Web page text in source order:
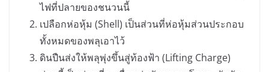
ไฟที่ปลายของชนวนนี้
เปลือกห่อหุ้ม (Shell) เป็นส่วนที่ห่อหุ้มส่วนประกอบ
ทั้งหมดของพลุเอาไว้
ดินปืนส่งให้พลุพุ่งขึ้นสู่ท้องฟ้า (Lifting Charge)